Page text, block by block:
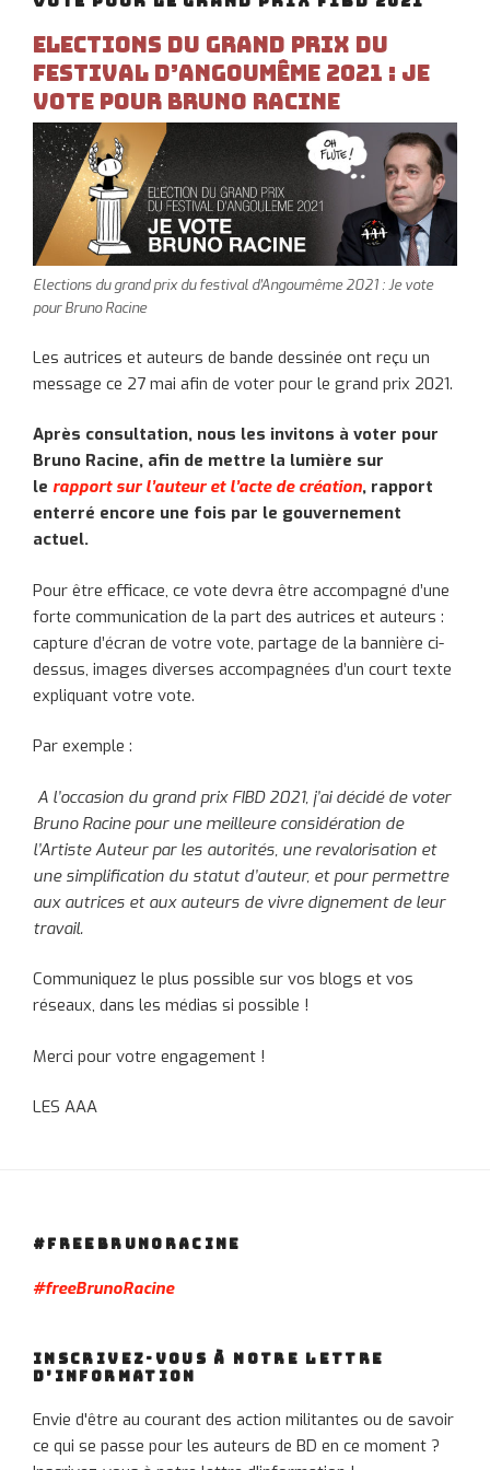
Elections du grand prix du
festival d’Angoumême 2021 : Je
vote pour Bruno Racine
Elections du grand prix du festival d’Angoumême 2021 : Je vote
pour Bruno Racine
Les autrices et auteurs de bande dessinée ont reçu un
message ce 27 mai afin de voter pour le grand prix 2021.
Après consultation, nous les invitons à voter pour
Bruno Racine, afin de mettre la lumière sur
le rapport sur l’auteur et l’acte de création, rapport
enterré encore une fois par le gouvernement
actuel.
Pour être efficace, ce vote devra être accompagné d’une
forte communication de la part des autrices et auteurs :
capture d’écran de votre vote, partage de la bannière ci-
dessus, images diverses accompagnées d’un court texte
expliquant votre vote.
Par exemple :
A l’occasion du grand prix FIBD 2021, j’ai décidé de voter
Bruno Racine pour une meilleure considération de
l’Artiste Auteur par les autorités, une revalorisation et
une simplification du statut d’auteur, et pour permettre
aux autrices et aux auteurs de vivre dignement de leur
travail.
Communiquez le plus possible sur vos blogs et vos
réseaux, dans les médias si possible !
Merci pour votre engagement !
LES AAA
#FREEBRUNORACINE
#freeBrunoRacine
INSCRIVEZ-VOUS À NOTRE LETTRE
D’INFORMATION
Envie d'être au courant des action militantes ou de savoir
ce qui se passe pour les auteurs de BD en ce moment ?